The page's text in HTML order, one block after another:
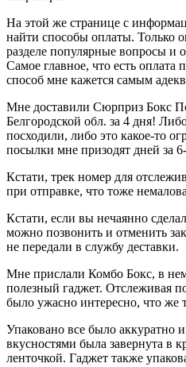
На этой же странице с
найти способы оплаты. Только
разделе популярные вопросы и
Самое главное, что есть оплата
способ мне кажется самым
Мне доставили Сюрприз Бокс
Белгородской обл. за 4 дня!
посходили, либо это какое-то
посылки мне призодят дней за
Кстати, трек номер для
при отправке, что тоже
Кстати, если вы нечаянно
можно позвонить и отменить
не передали в службу деставки.
Мне прислали Комбо Бокс, в
полезный гаджет. Отслеживая
было ужасно интересно, что же
Упаковано все было аккуратно
вкусностями была завернута в
ленточкой. Гаджет также